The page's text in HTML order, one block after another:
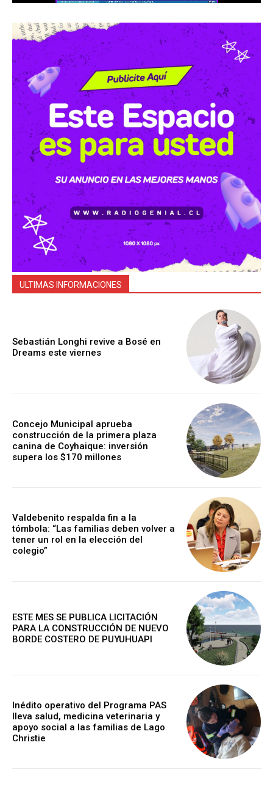
ULTIMAS INFORMACIONES
Sebastián Longhi revive a Bosé en
Dreams este viernes
Concejo Municipal aprueba
construcción de la primera plaza
canina de Coyhaique: inversión
supera los $170 millones
Valdebenito respalda fin a la
tómbola: “Las familias deben volver a
tener un rol en la elección del
colegio”
ESTE MES SE PUBLICA LICITACIÓN
PARA LA CONSTRUCCIÓN DE NUEVO
BORDE COSTERO DE PUYUHUAPI
Inédito operativo del Programa PAS
lleva salud, medicina veterinaria y
apoyo social a las familias de Lago
Christie